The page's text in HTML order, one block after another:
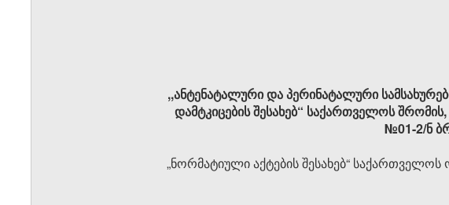
,,ანტენატალური და პერინატალური
დამტკიცების შესახებ“ საქართველოს
№01-2/ნ
„ნორმატიული აქტების შესახებ“ საქართველოს